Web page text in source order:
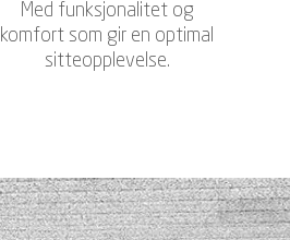
Med funksjonalitet og
komfort som gir en optimal
sitteopplevelse.